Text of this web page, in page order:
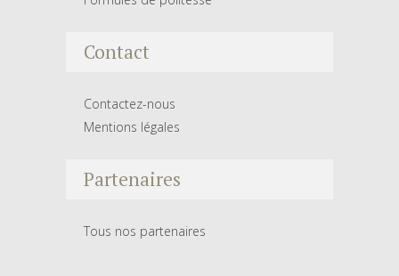
Contact
Contactez-nous
Mentions légales
Partenaires
Tous nos partenaires